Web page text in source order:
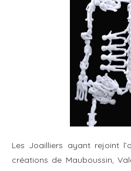
Les Joailliers ayant rejoint
créations de Mauboussin,